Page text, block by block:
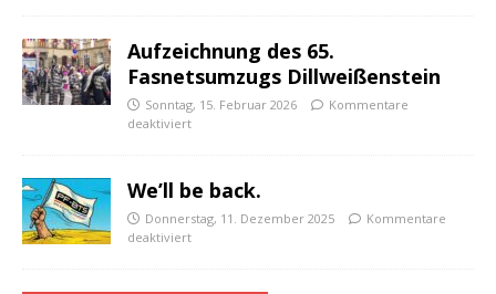
Aufzeichnung des 65.
Fasnetsumzugs Dillweißenstein
Sonntag, 15. Februar 2026
Kommentare
deaktiviert
We’ll be back.
Donnerstag, 11. Dezember 2025
Kommentare
deaktiviert